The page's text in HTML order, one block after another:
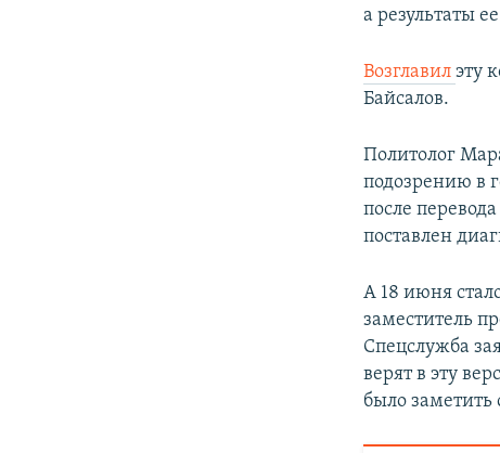
а результаты
Возглавилэту
Байсалов.
Политолог
подозрению в
после
поставлен
А 18 июня
заместитель
Спецслужба
верят в эту
было заметить